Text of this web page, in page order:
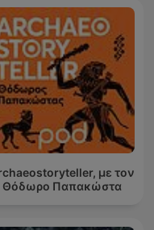
με τον
Θόδωρο Παπακώστα